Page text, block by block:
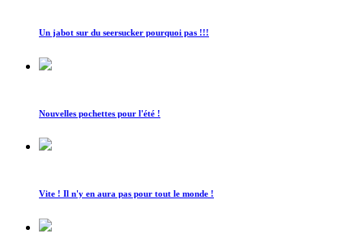
Un jabot sur du seersucker pourquoi pas !!!
Nouvelles pochettes pour l'été !
Vite ! Il n'y en aura pas pour tout le monde !